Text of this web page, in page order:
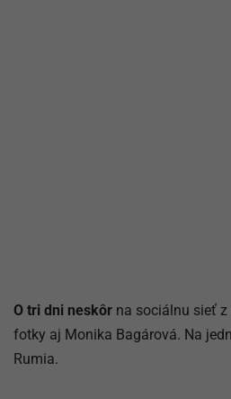
O tri dni neskôr na sociálnu sieť
fotky aj Monika Bagárová. Na
Rumia.